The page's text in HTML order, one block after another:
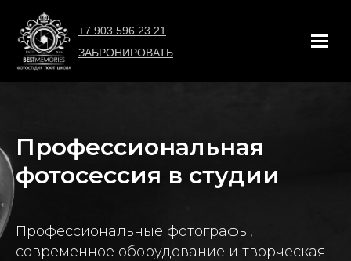
+7 903 596 23 21
ЗАБРОНИРОВАТЬ
Профессиональная
фотосессия в студии
Профессиональные фотографы,
современное оборудование и творческая